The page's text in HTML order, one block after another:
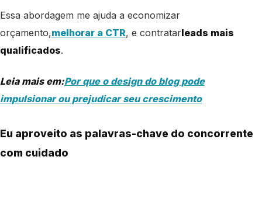
Essa abordagem me ajuda a economizar
orçamento,melhorar a CTR, e contratarleads mais
qualificados.
Leia mais em:Por que o design do blog pode
impulsionar ou prejudicar seu crescimento
Eu aproveito as palavras-chave do concorrente
com cuidado